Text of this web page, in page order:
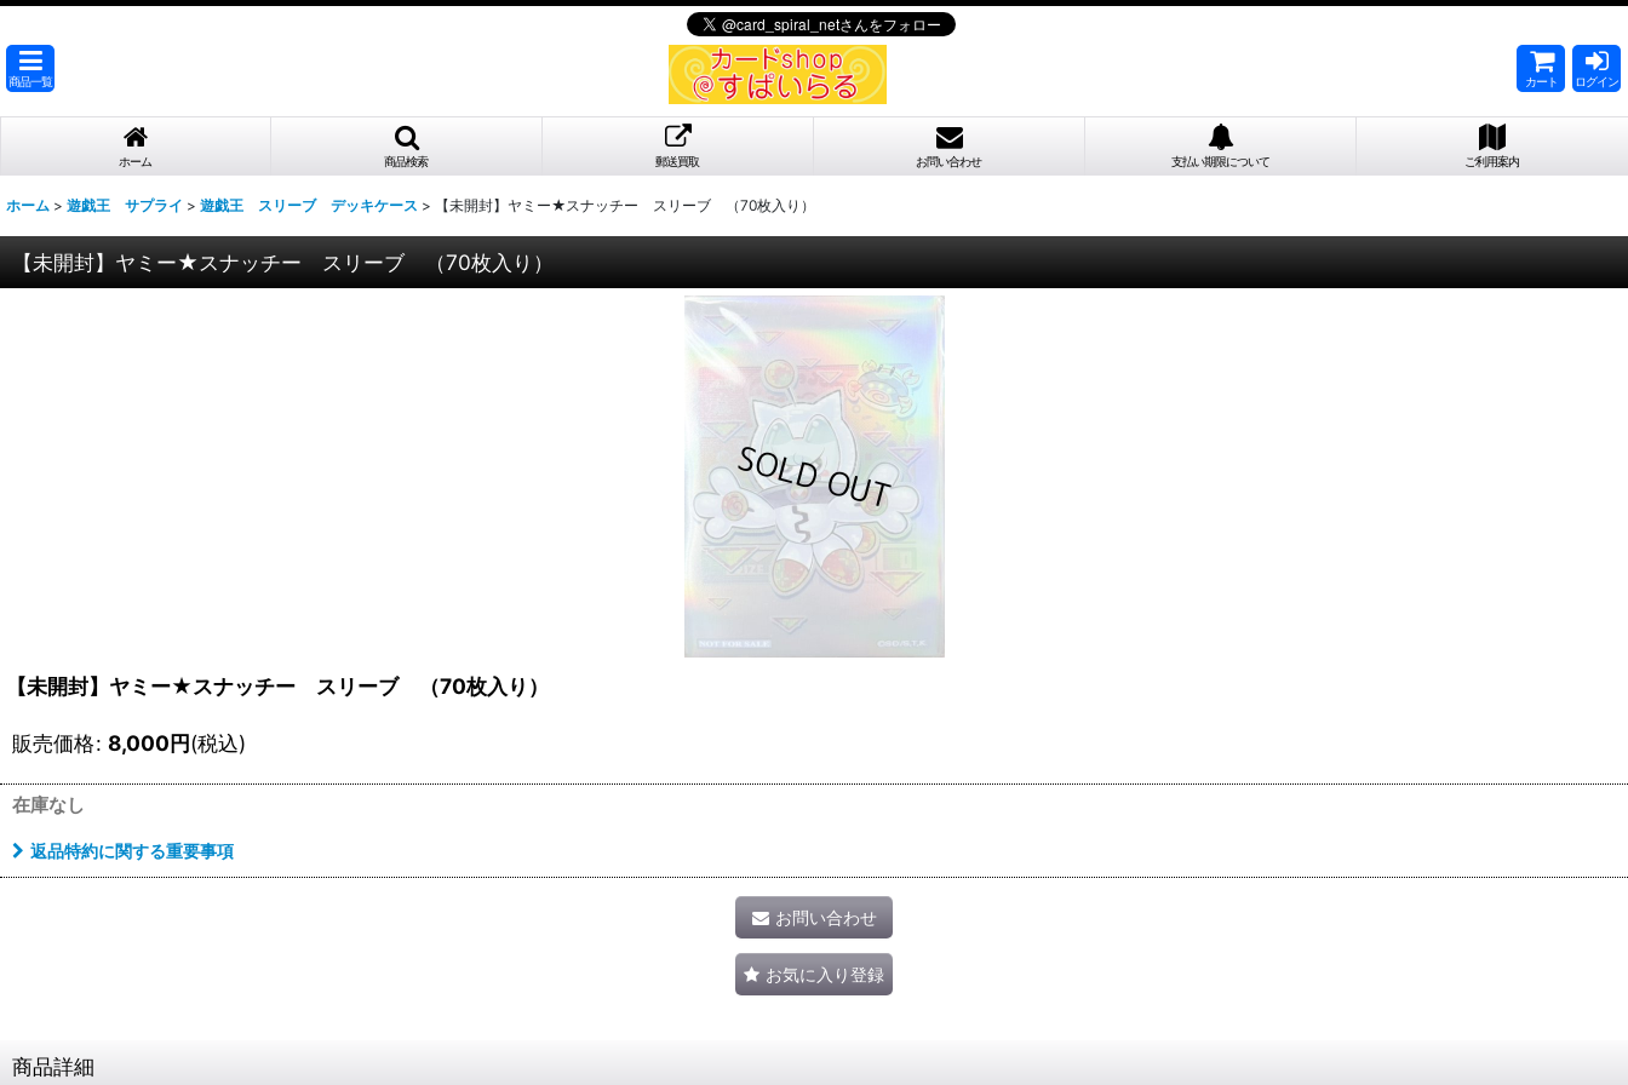
商品一覧 カート ログイン
ホーム 商品検索 郵送買取 お問い合わせ 支払い期限について ご利用案内
ホーム > 遊戯王 サプライ > 遊戯王 スリーブ デッキケース > 【未開封】ヤミー★スナッチー スリーブ （70枚入り）
【未開封】ヤミー★スナッチー スリーブ （70枚入り）
【未開封】ヤミー★スナッチー スリーブ （70枚入り）
販売価格: 8,000円(税込)
在庫なし
返品特約に関する重要事項
お問い合わせ
お気に入り登録
商品詳細